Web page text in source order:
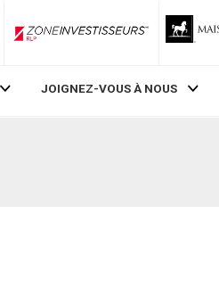
ZoneInvestisseurs RLP
JOIGNEZ-VOUS À NOUS